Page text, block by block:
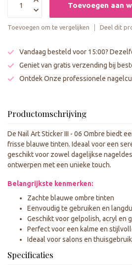
Toevoegen aan
Toevoegen om te vergelijken Deel dit
Vandaag besteld voor 15:00?
Geniet van gratis verzending bij
Ontdek Onze professionele
Productomschrijving
De Nail Art Sticker III - 06 Ombre biedt
frisse blauwe tinten. Ideaal voor een
geschikt voor zowel dagelijkse
ontwerpen met een unieke touch.
Belangrijkste kenmerken:
Zachte blauwe ombre tinten
Eenvoudig te gebruiken en
Geschikt voor gelpolish, acryl en
Perfect voor een kalme en
Ideaal voor salons en thuisgebruik
Specificaties